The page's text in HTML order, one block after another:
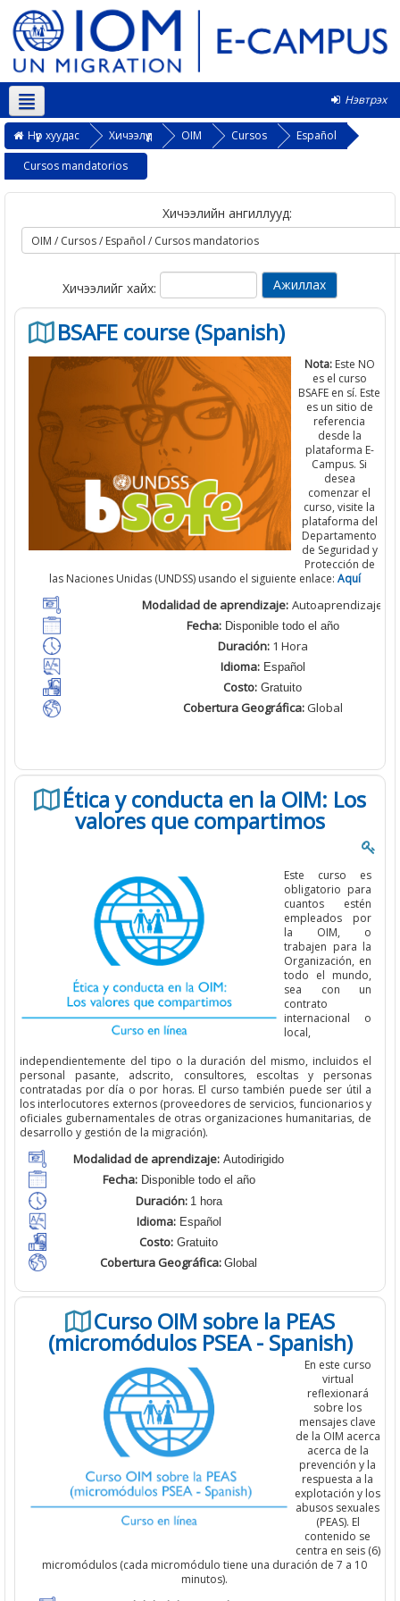
Нэвтрэх
Монгол ‎(mn)‎
Нүүр хуудас Хичээлүүд OIM Cursos
Español
Cursos mandatorios
Хичээлийн ангиллууд:
Хичээлийг хайх:
BSAFE course (Spanish)
Nota:Este NO
es el curso
BSAFE en sí. Este
es un sitio de
referencia
desde la
plataforma E-
Campus. Si
desea
comenzar el
curso, visite la
plataforma del
Departamento
de Seguridad y
Protección de
las Naciones Unidas (UNDSS) usando el siguiente enlace: Aquí
Modalidad de aprendizaje: Autoaprendizaje
Fecha:Disponible todo el año
Duración: 1 Hora
Idioma:Español
Costo: Gratuito
Cobertura Geográfica:Global
Ética y conducta en la OIM: Los
valores que compartimos
Este curso es
obligatorio para
cuantos estén
empleados por
la OIM, o
trabajen para la
Organización, en
todo el mundo,
sea con un
contrato
internacional o
local,
independientemente del tipo o la duración del mismo, incluidos el
personal pasante, adscrito, consultores, escoltas y personas
contratadas por día o por horas. El curso también puede ser útil a
los interlocutores externos (proveedores de servicios, funcionarios y
oficiales gubernamentales de otras organizaciones humanitarias, de
desarrollo y gestión de la migración).
Modalidad de aprendizaje: Autodirigido
Fecha:Disponible todo el año
Duración: 1 hora
Idioma:Español
Costo: Gratuito
Cobertura Geográfica: Global
Curso OIM sobre la PEAS
(micromódulos PSEA - Spanish)
En este curso
virtual
reflexionará
sobre los
mensajes clave
de la OIM acerca
acerca de la
prevención y la
respuesta a la
explotación y los
abusos sexuales
(PEAS). El
contenido se
centra en seis (6)
micromódulos (cada micromódulo tiene una duración de 7 a 10
minutos).